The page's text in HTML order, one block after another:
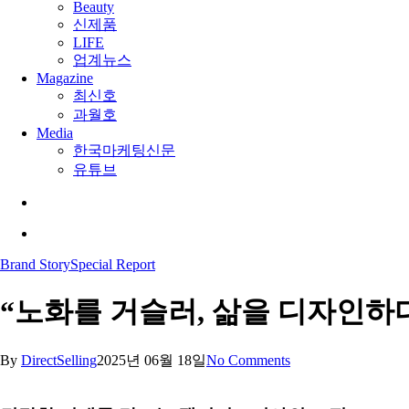
Beauty
신제품
LIFE
업계뉴스
Magazine
최신호
과월호
Media
한국마케팅신문
유튜브
Brand StorySpecial Report
“노화를 거슬러, 삶을 디자인하
By DirectSelling2025년 06월 18일No Comments